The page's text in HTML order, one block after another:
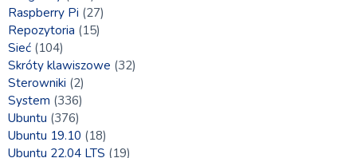
Raspberry Pi (27)
Repozytoria (15)
Sieć (104)
Skróty klawiszowe (32)
Sterowniki (2)
System (336)
Ubuntu (376)
Ubuntu 19.10 (18)
Ubuntu 22.04 LTS (19)